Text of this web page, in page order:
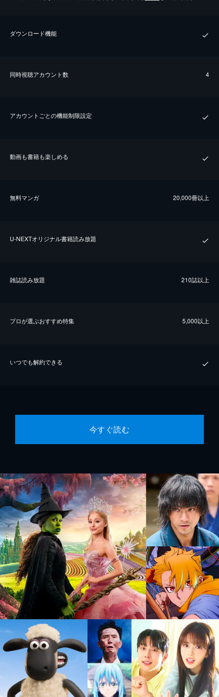
ダウンロード機能
同時視聴アカウント数 4
アカウントごとの機能制限設定
動画も書籍も楽しめる
無料マンガ 20,000冊以上
U-NEXTオリジナル書籍読み放題
雑誌読み放題 210誌以上
プロが選ぶおすすめ特集 5,000以上
いつでも解約できる
今すぐ読む